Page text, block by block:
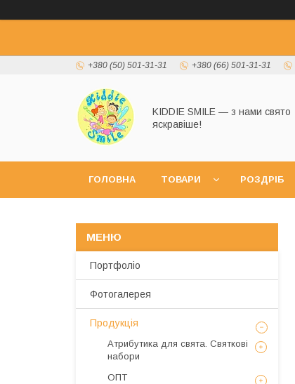
+380 (50) 501-31-31 +380 (66) 501-31-31
KIDDIE SMILE — з нами свято
яскравіше!
ГОЛОВНА ТОВАРИ РОЗДРІБ
Портфоліо
Фотогалерея
Продукція
Атрибутика для свята. Святкові
набори
ОПТ